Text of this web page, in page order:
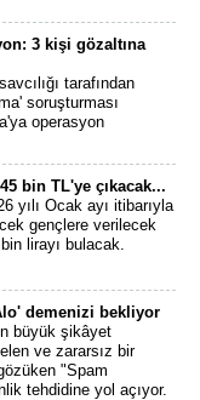
3 kişi gözaltına
tarafından
soruşturması
operasyon
bin TL'ye çıkacak...
yılı Ocak ayı itibarıyla
gençlere verilecek
lirayı bulacak.
demenizi bekliyor
büyük şikâyet
ve zararsız bir
"Spam
tehdidine yol açıyor.